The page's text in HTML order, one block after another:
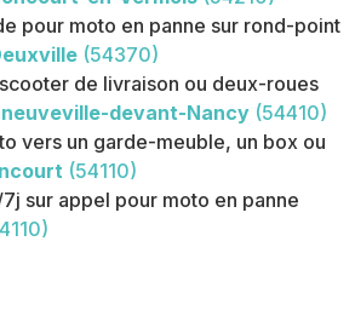
pour moto en panne sur rond-point
(54370)
de livraison ou deux-roues
devant-Nancy (54410)
vers un garde-meuble, un box ou
(54110)
sur appel pour moto en panne